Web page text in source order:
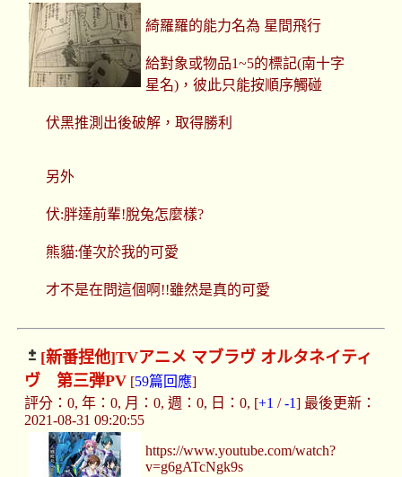
綺羅羅的能力名為 星間飛行
給對象或物品1~5的標記(南十字
星名)，彼此只能按順序觸碰
伏黑推測出後破解，取得勝利
另外
伏:胖達前輩!脫兔怎麼樣?
熊貓:僅次於我的可愛
才不是在問這個啊!!雖然是真的可愛
[新番捏他]TVアニメ マブラヴ オルタネイティ
ヴ 第三弾PV[59篇回應]
評分：0, 年：0, 月：0, 週：0, 日：0, [+1 /-1] 最後更新：
2021-08-31 09:20:55
https://www.youtube.com/watch?
v=g6gATcNgk9s